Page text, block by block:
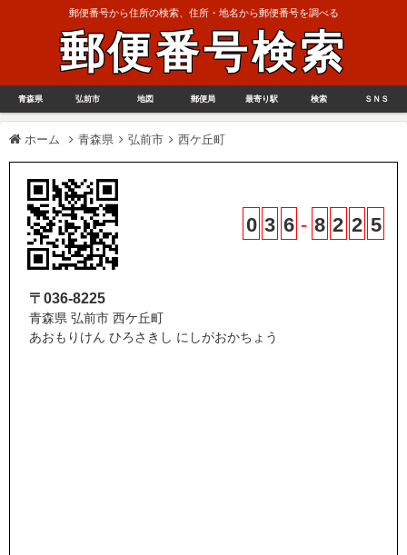
郵便番号から住所の検索、住所・地名から郵便番号を調べる
郵便番号検索
青森県 弘前市 地図 郵便局 最寄り駅 検索 ＳＮＳ
ホーム 青森県 弘前市 西ケ丘町
0 3 6 - 8 2 2 5
〒036-8225
青森県 弘前市 西ケ丘町
あおもりけん ひろさきし にしがおかちょう